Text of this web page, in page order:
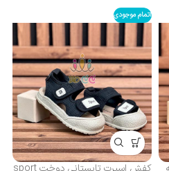
اتمام موجودی